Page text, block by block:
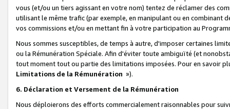
vous (et/ou un tiers agissant en votre nom) tentez de réclamer des
utilisant le même trafic (par exemple, en manipulant ou en combinant
vos commissions et/ou en mettant fin à votre participation au
Nous sommes susceptibles, de temps à autre, d'imposer certaines
ou la Rémunération Spéciale. Afin d'éviter toute ambiguïté (et
tout moment tout ou partie des limitations imposées. Pour en savoir
Limitations de la Rémunération »).
6. Déclaration et Versement de la Rémunération
Nous déploierons des efforts commercialement raisonnables pour